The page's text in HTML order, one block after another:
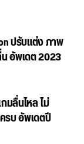
ปรับแต่ง ภาพ
อัพเดต 2023
มลื่นไหล ไม่
รบ อัพเดตปี